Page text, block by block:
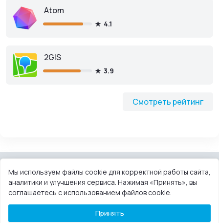
Смотреть рейтинг
Atom
4.1
2GIS
3.9
КОНТАКТЫ
ПОЛЬЗОВАТЕЛЬСКОЕ СОГЛАШЕНИЕ
ПРАВООБЛАДАТЕЛЯМ
DMCA
Мы используем файлы cookie для корректной работы сайта,
аналитики и улучшения сервиса. Нажимая «Принять», вы
соглашаетесь с использованием файлов cookie.
Принять